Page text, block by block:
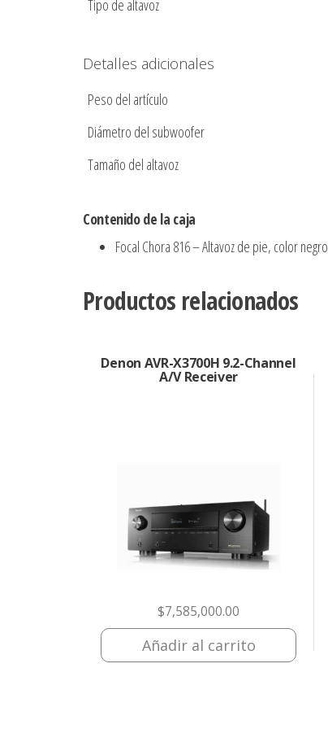
Tipo de altavoz
Detalles adicionales
Peso del artículo
Diámetro del subwoofer
Tamaño del altavoz
Contenido de la caja
Focal Chora 816 – Altavoz de pie, color negro
Productos relacionados
Denon AVR-X3700H 9.2-Channel
A/V Receiver
$7,585,000.00
Añadir al carrito